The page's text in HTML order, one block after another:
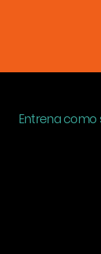
Entrena como